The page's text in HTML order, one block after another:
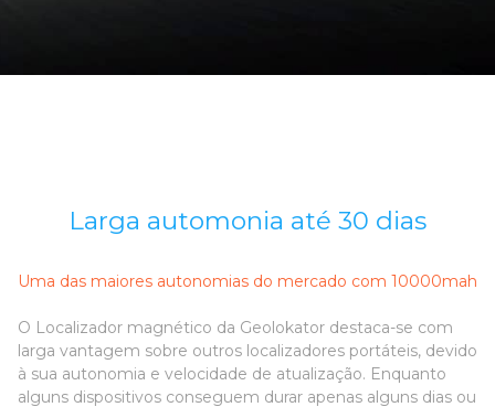
Larga automonia até 30 dias
Uma das maiores autonomias do mercado com 10000mah
O Localizador magnético da Geolokator destaca-se com
larga vantagem sobre outros localizadores portáteis, devido
à sua autonomia e velocidade de atualização. Enquanto
alguns dispositivos conseguem durar apenas alguns dias ou